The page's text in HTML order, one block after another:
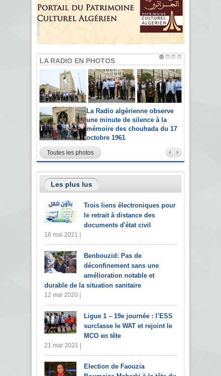
LA RADIO EN PHOTOS
La Radio algérienne observe
une minute de silence à la
mémoire des chouhada du 17
octobre 1961
Toutes les photos
Les plus lus
Trois liens électroniques pour
le retrait à distance des
documents d'état civil
16 mai 2021 |
Benbouzid: Pas de
déconfinement sans une
amélioration notable et
durable de la situation sanitaire
12 mai 2020 |
Ligue 1 – 19e journée : l’ESS
surclasse le WAT et rejoint le
MCO en tête
21 mar 2021 |
Election de Faouzia